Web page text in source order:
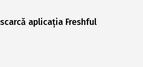
aplicația Freshful